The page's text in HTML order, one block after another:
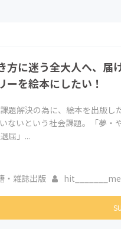
Creation
コミュニティ
方に迷う全大人へ、
ーを絵本にしたい！
課題解決の為に、絵本を出版
ないという社会課題。「夢・
屈」...
・雑誌出版 hit_______me